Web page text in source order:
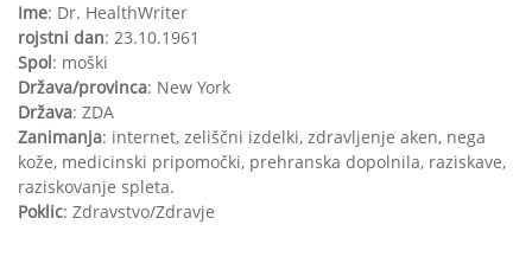
Ime: Dr. HealthWriter
rojstni dan: 23.10.1961
Spol: moški
Država/provinca: New York
Država: ZDA
Zanimanja: internet, zeliščni izdelki, zdravljenje aken, nega
kože, medicinski pripomočki, prehranska dopolnila, raziskave,
raziskovanje spleta.
Poklic: Zdravstvo/Zdravje